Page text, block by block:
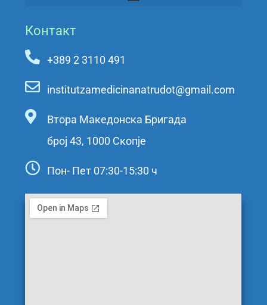
Контакт
+389 2 3110 491
institutzamedicinanatrudot@gmail.com
Втора Македонска Бригада
број 43, 1000 Скопје
Пон- Пет 07:30-15:30 ч